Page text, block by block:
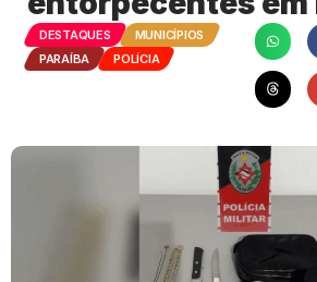
DESTAQUES
MUNICÍPIOS
PARAÍBA
POLÍCIA